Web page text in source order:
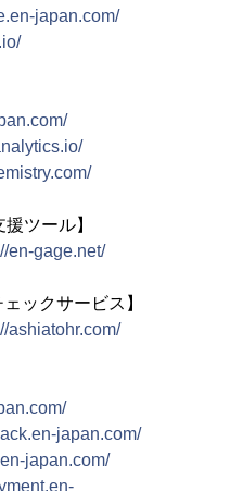
japan.com/
ツール】
en-gage.net/
ックサービス】
ashiatohr.com/
japan.com/
japan.com/